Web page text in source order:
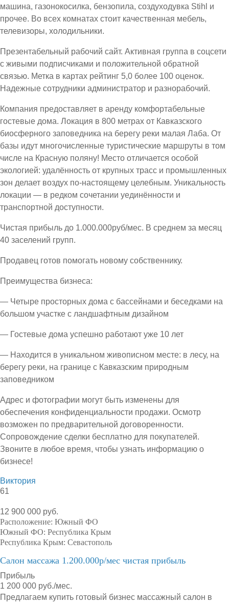
машина, газонокосилка, бензопила, создуходувка Stihl и
прочее. Во всех комнатах стоит качественная мебель,
телевизоры, холодильники.
Презентабельный рабочий сайт. Активная группа в соцсети
с живыми подписчиками и положительной обратной
связью. Метка в картах рейтинг 5,0 более 100 оценок.
Надежные сотрудники администратор и разнорабочий.
Компания предоставляет в аренду комфортабельные
гостевые дома. Локация в 800 метрах от Кавказского
биосферного заповедника на берегу реки малая Лаба. От
базы идут многочисленные туристические маршруты в том
числе на Красную поляну! Место отличается особой
экологией: удалённость от крупных трасс и промышленных
зон делает воздух по-настоящему целебным. Уникальность
локации — в редком сочетании уединённости и
транспортной доступности.
Чистая прибыль до 1.000.000руб/мес. В среднем за месяц
40 заселений групп.
Продавец готов помогать новому собственнику.
Преимущества бизнеса:
— Четыре просторных дома с бассейнами и беседками на
большом участке с ландшафтным дизайном
— Гостевые дома успешно работают уже 10 лет
— Находится в уникальном живописном месте: в лесу, на
берегу реки, на границе с Кавказским природным
заповедником
Адрес и фотографии могут быть изменены для
обеспечения конфиденциальности продажи. Осмотр
возможен по предварительной договоренности.
Сопровождение сделки бесплатно для покупателей.
Звоните в любое время, чтобы узнать информацию о
бизнесе!
Виктория
61
12 900 000 руб.
Расположение: Южный ФО
Южный ФО: Республика Крым
Республика Крым: Севастополь
Салон массажа 1.200.000р/мес чистая прибыль
Прибыль
1 200 000 руб./мес.
Предлагаем купить готовый бизнес массажный салон в